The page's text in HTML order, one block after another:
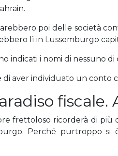
poi delle società
lì in Lussemburgo
indicati i nomi di nessuno di
aver individuato un conto
fiscale.
frettoloso ricorderà di più
Perché purtroppo